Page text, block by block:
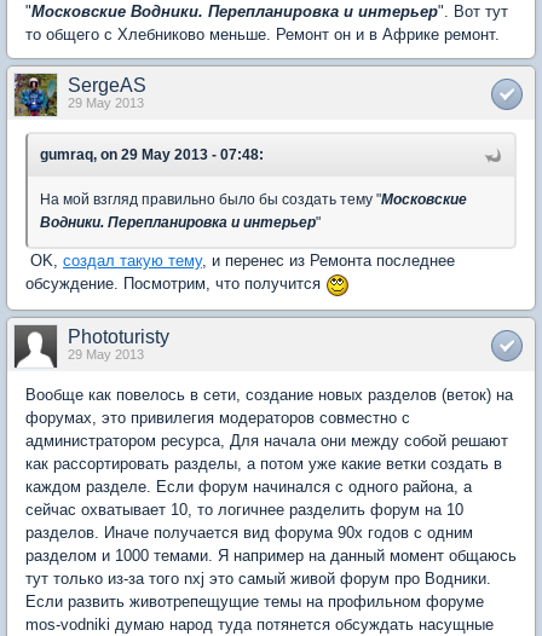
"Московские Водники. Перепланировка и интерьер". Вот тут
то общего с Хлебниково меньше. Ремонт он и в Африке ремонт.
SergeAS
29 May 2013
gumraq, on 29 May 2013 - 07:48:
На мой взгляд правильно было бы создать тему "Московские
Водники. Перепланировка и интерьер"
OK, создал такую тему, и перенес из Ремонта последнее
обсуждение. Посмотрим, что получится
Phototuristy
29 May 2013
Вообще как повелось в сети, создание новых разделов (веток) на
форумах, это привилегия модераторов совместно с
администратором ресурса, Для начала они между собой решают
как рассортировать разделы, а потом уже какие ветки создать в
каждом разделе. Если форум начинался с одного района, а
сейчас охватывает 10, то логичнее разделить форум на 10
разделов. Иначе получается вид форума 90х годов с одним
разделом и 1000 темами. Я например на данный момент общаюсь
тут только из-за того nxj это самый живой форум про Водники.
Если развить животрепещущие темы на профильном форуме
mos-vodniki думаю народ туда потянется обсуждать насущные